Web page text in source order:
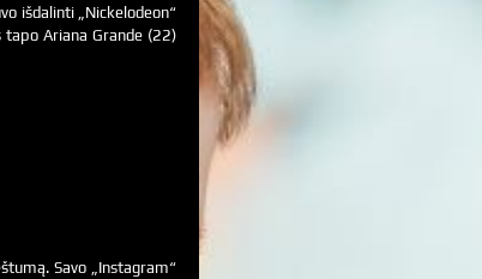
išdalinti „Nickelodeon“
tapo Ariana Grande (22)
Savo „Instagram“